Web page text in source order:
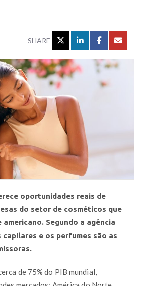
SHARE
oportunidades reais de
do setor de cosméticos que
Segundo a agência
e os perfumes são as
de 75% do PIB mundial,